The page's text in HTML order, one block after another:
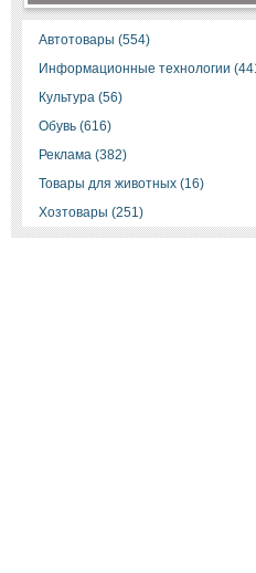
Автотовары (554)
Информационные технологии
Культура (56)
Обувь (616)
Реклама (382)
Товары для животных (16)
Хозтовары (251)